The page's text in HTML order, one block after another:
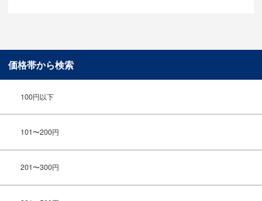
価格帯から検索
100円以下
101〜200円
201〜300円